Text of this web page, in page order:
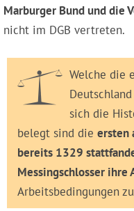
Marburger Bund und die
nicht im DGB vertreten.
Welche die
sich die
belegt sind die ersten
bereits 1329
Messingschlosser ihre
Arbeitsbedingungen